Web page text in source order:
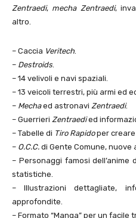
Zentraedi, mecha Zentraedi,
altro.
– Caccia Veritech.
– Destroids.
– 14 velivoli e navi spaziali.
– 13 veicoli terrestri, più armi ed
– Mechaed astronavi Zentraedi.
– Guerrieri Zentraedied
– Tabelle di Tiro Rapidoper
– O.C.C. di Gente Comune, nuove
– Personaggi famosi dell’anime
statistiche.
– Illustrazioni dettagliate,
approfondite.
– Formato “Manga” per un facile